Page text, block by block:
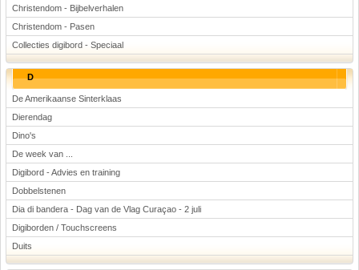
Christendom - Bijbelverhalen
Christendom - Pasen
Collecties digibord - Speciaal
D
De Amerikaanse Sinterklaas
Dierendag
Dino's
De week van ...
Digibord - Advies en training
Dobbelstenen
Dia di bandera - Dag van de Vlag Curaçao - 2 juli
Digiborden / Touchscreens
Duits